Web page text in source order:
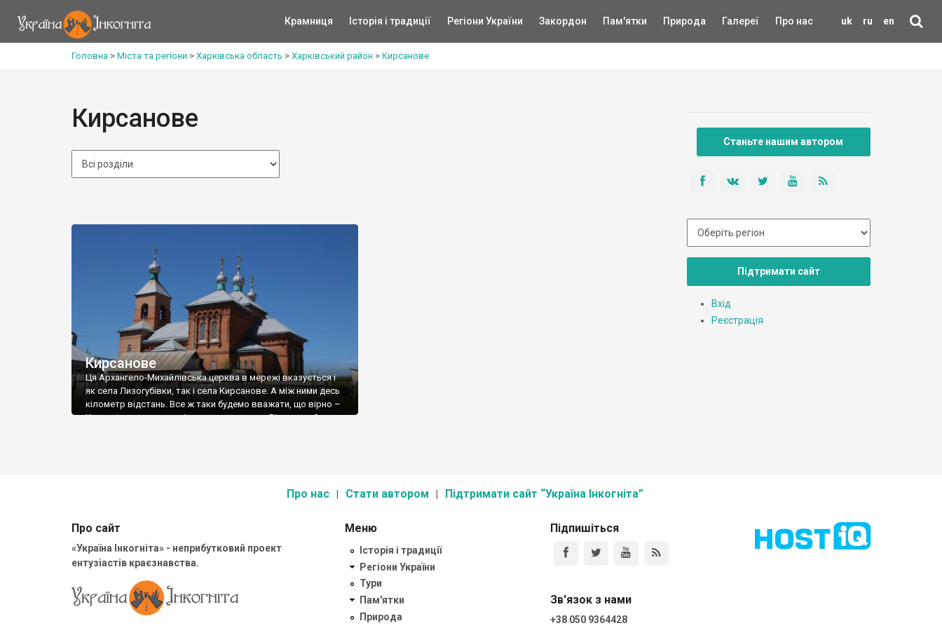
uk ru en
Крамниця Історія і традиції Регіони України Закордон Пам'ятки Природа Галереї Про нас
Головна > Міста та регіони > Харківська область > Харківський район > Кирсанове
Кирсанове
Кирсанове
Ця Архангело-Михайлівська церква в мережі вказується і
як села Лизогубівки, так і села Кирсанове. А між ними десь
кілометр відстань. Все ж таки будемо вважати, що вірно –
Кирсанівська, територіально це саме там. Відомостей про
Станьте нашим автором
Підтримати сайт
Вхід
Реєстрація
Про нас Стати автором Підтримати сайт “Україна Інкогніта”
Про сайт
«Україна Інкогніта» - неприбутковий проект
ентузіастів краєзнавства.
Меню
Історія і традиції
Регіони України
Тури
Пам'ятки
Природа
Підпишіться
Зв'язок з нами
+38 050 9364428